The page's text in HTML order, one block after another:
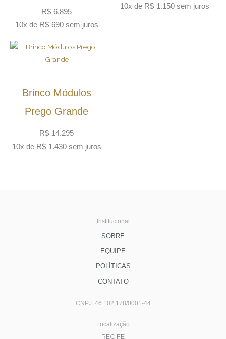
R$ 6.895
10x de R$ 690 sem juros
10x de R$ 1.150 sem juros
Brinco Módulos
Prego Grande
R$ 14.295
10x de R$ 1.430 sem juros
Institucional
SOBRE
EQUIPE
POLÍTICAS
CONTATO
CNPJ: 46.102.178/0001-44
Localização
RECIFE